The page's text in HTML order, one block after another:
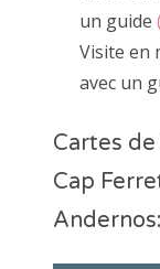
un guide
Visite en
avec un
Cartes
Cap